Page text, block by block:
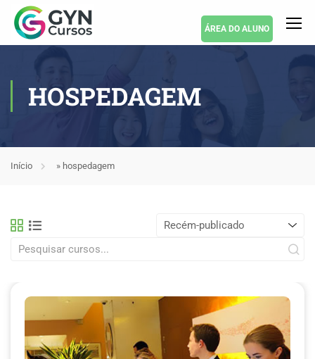
ÁREA DO ALUNO
HOSPEDAGEM
Início » hospedagem